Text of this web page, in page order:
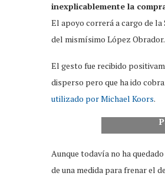
inexplicablemente la
El apoyo correrá a cargo de
del mismísimo López
El gesto fue recibido
disperso pero que ha ido
utilizado por Michael Koors.
Aunque todavía no ha
de una medida para frenar el